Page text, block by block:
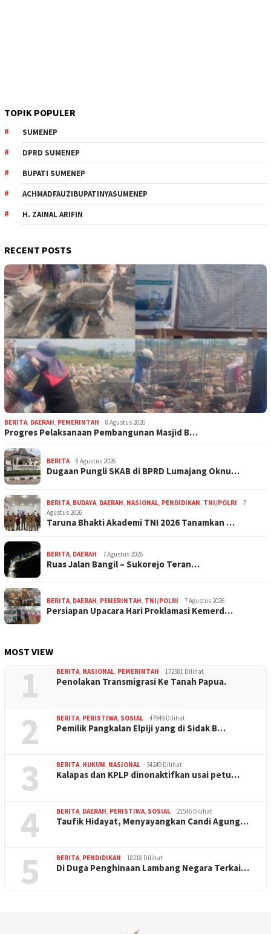
TOPIK POPULER
SUMENEP
DPRD SUMENEP
BUPATI SUMENEP
ACHMADFAUZIBUPATINYASUMENEP
H. ZAINAL ARIFIN
RECENT POSTS
BERITA DAERAH PEMERINTAH 8 Agustus 2026
Progres Pelaksanaan Pembangunan Masjid B…
BERITA 8 Agustus 2026
Dugaan Pungli SKAB di BPRD Lumajang Oknu…
BERITA BUDAYA DAERAH NASIONAL PENDIDIKAN TNI/POLRI
7
Agustus 2026
Taruna Bhakti Akademi TNI 2026 Tanamkan …
BERITA DAERAH 7 Agustus 2026
Ruas Jalan Bangil – Sukorejo Teran…
BERITA DAERAH PEMERINTAH TNI/POLRI 7 Agustus 2026
Persiapan Upacara Hari Proklamasi Kemerd…
MOST VIEW
1 BERITA NASIONAL PEMERINTAH 172581 Dilihat
Penolakan Transmigrasi Ke Tanah Papua.
2 BERITA PERISTIWA SOSIAL 47949 Dilihat
Pemilik Pangkalan Elpiji yang di Sidak B…
3 BERITA HUKUM NASIONAL 34249 Dilihat
Kalapas dan KPLP dinonaktifkan usai petu…
4 BERITA DAERAH PERISTIWA SOSIAL 21546 Dilihat
Taufik Hidayat, Menyayangkan Candi Agung…
5 BERITA PENDIDIKAN 18218 Dilihat
Di Duga Penghinaan Lambang Negara Terkai…